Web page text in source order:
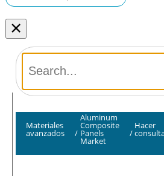
×
Materiales
avanzados /
Aluminum
Composite
Panels
Market
/
Hacer